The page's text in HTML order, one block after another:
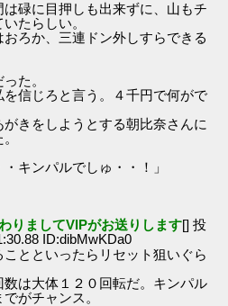
碌に目押しも出来ずに、山もチ
たらしい。
ろか、三連ドン外しすらできる
た。
を信じろと言う。４千円で何がで
きをしようとする朝比奈さんに
キンパルでしゅ・・！」
りましてVIPがお送りします[] 投
ID:dibMwKDa0
とといったらリセット狙いぐら
は大体１２０回転だ。キンパル
がチャンス。